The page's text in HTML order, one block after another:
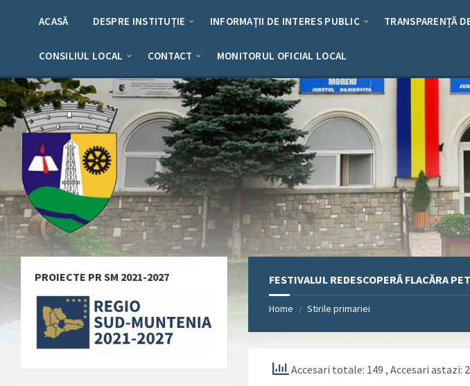
ACASĂ DESPRE INSTITUȚIE INFORMAȚII DE INTERES PUBLIC TRANSPARENȚĂ
CONSILIUL LOCAL CONTACT MONITORUL OFICIAL LOCAL
FESTIVALUL REDESCOPERĂ FLACĂRA
Home / Stirile primariei
Accesari totale: 149, Accesari astazi: 2
PROIECTE PR SM 2021-2027